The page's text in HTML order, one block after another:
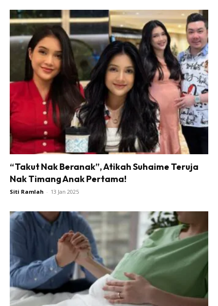
“Takut Nak Beranak”, Atikah Suhaime Teruja
Nak Timang Anak Pertama!
Siti Ramlah - 13 Jan 2025